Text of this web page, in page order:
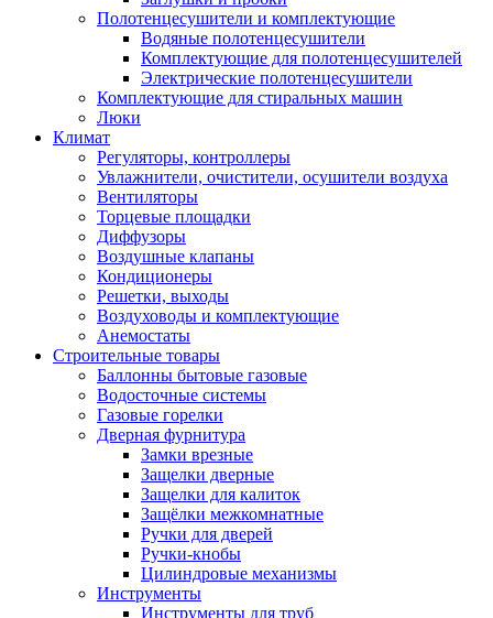
Полотенцесушители и комплектующие
Водяные полотенцесушители
Комплектующие для полотенцесушителей
Электрические полотенцесушители
Комплектующие для стиральных машин
Люки
Климат
Регуляторы, контроллеры
Увлажнители, очистители, осушители воздуха
Вентиляторы
Торцевые площадки
Диффузоры
Воздушные клапаны
Кондиционеры
Решетки, выходы
Воздуховоды и комплектующие
Анемостаты
Строительные товары
Баллонны бытовые газовые
Водосточные системы
Газовые горелки
Дверная фурнитура
Замки врезные
Защелки дверные
Защелки для калиток
Защёлки межкомнатные
Ручки для дверей
Ручки-кнобы
Цилиндровые механизмы
Инструменты
Инструменты для труб